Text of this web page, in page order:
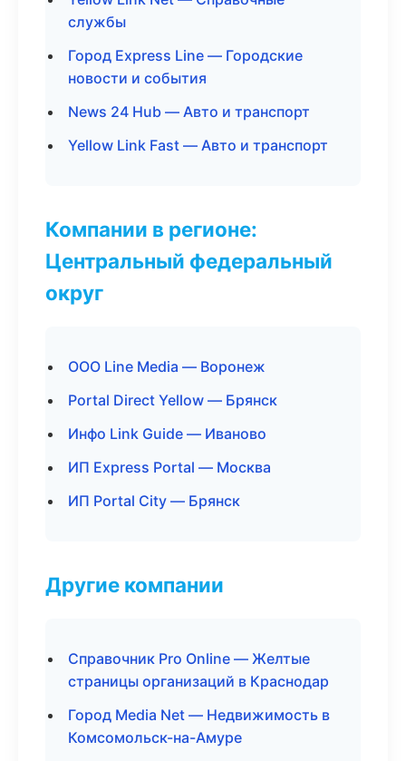
службы
Город Express Line — Городские
новости и события
News 24 Hub — Авто и транспорт
Yellow Link Fast — Авто и транспорт
Компании в регионе:
Центральный федеральный
округ
ООО Line Media — Воронеж
Portal Direct Yellow — Брянск
Инфо Link Guide — Иваново
ИП Express Portal — Москва
ИП Portal City — Брянск
Другие компании
Справочник Pro Online — Желтые
страницы организаций в Краснодар
Город Media Net — Недвижимость в
Комсомольск-на-Амуре